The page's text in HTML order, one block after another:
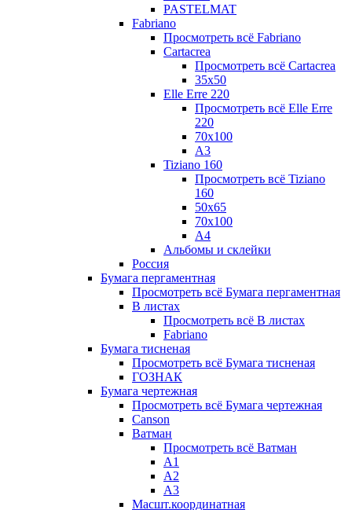
PASTELMAT
Fabriano
Просмотреть всё Fabriano
Cartacrea
Просмотреть всё Cartacrea
35х50
Elle Erre 220
Просмотреть всё Elle Erre
220
70х100
А3
Tiziano 160
Просмотреть всё Tiziano
160
50х65
70х100
А4
Альбомы и склейки
Россия
Бумага пергаментная
Просмотреть всё Бумага пергаментная
В листах
Просмотреть всё В листах
Fabriano
Бумага тисненая
Просмотреть всё Бумага тисненая
ГОЗНАК
Бумага чертежная
Просмотреть всё Бумага чертежная
Canson
Ватман
Просмотреть всё Ватман
А1
А2
А3
Масшт.координатная